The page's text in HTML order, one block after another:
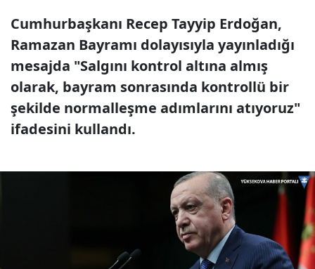
Cumhurbaşkanı Recep Tayyip Erdoğan,
Ramazan Bayramı dolayısıyla yayınladığı
mesajda "Salgını kontrol altına almış
olarak, bayram sonrasında kontrollü bir
şekilde normalleşme adımlarını atıyoruz"
ifadesini kullandı.